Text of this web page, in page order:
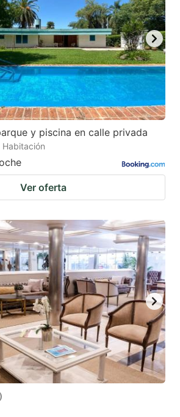
y piscina en calle privada
Habitación
Ver oferta
)